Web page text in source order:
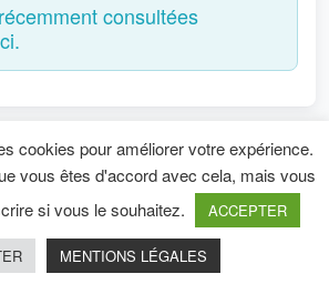
consultées
Directory Starter Theme
byWordPress.
cookies pour améliorer votre expérience.
vous êtes d'accord avec cela, mais vous
si vous le souhaitez.
ACCEPTER
MENTIONS LÉGALES